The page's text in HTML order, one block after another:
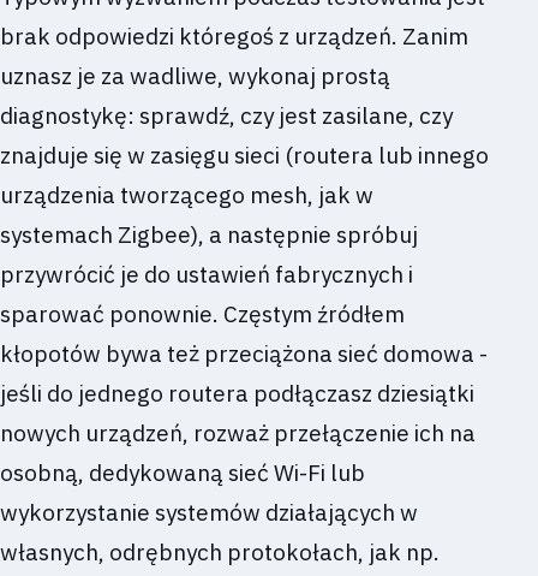
brak odpowiedzi któregoś z urządzeń. Zanim
uznasz je za wadliwe, wykonaj prostą
diagnostykę: sprawdź, czy jest zasilane, czy
znajduje się w zasięgu sieci (routera lub innego
urządzenia tworzącego mesh, jak w
systemach Zigbee), a następnie spróbuj
przywrócić je do ustawień fabrycznych i
sparować ponownie. Częstym źródłem
kłopotów bywa też przeciążona sieć domowa -
jeśli do jednego routera podłączasz dziesiątki
nowych urządzeń, rozważ przełączenie ich na
osobną, dedykowaną sieć Wi-Fi lub
wykorzystanie systemów działających w
własnych, odrębnych protokołach, jak np.